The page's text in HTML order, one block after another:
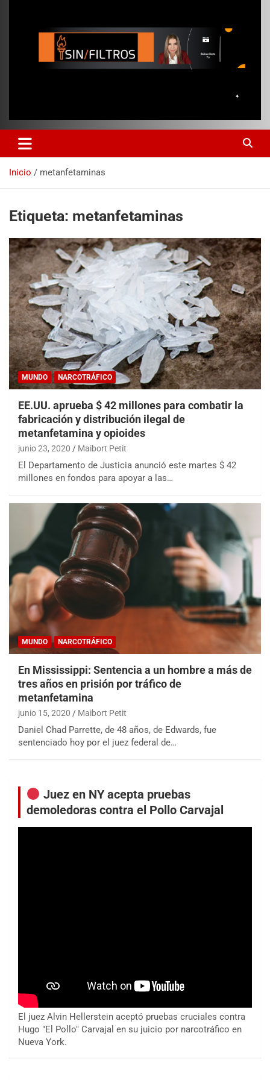
Inicio metanfetaminas
Etiqueta: metanfetaminas
MUNDO NARCOTRÁFICO
EE.UU. aprueba $ 42 millones para combatir la
fabricación y distribución ilegal de
metanfetamina y opioides
junio 23, 2020 Maibort Petit
El Departamento de Justicia anunció este martes $ 42
millones en fondos para apoyar a las…
MUNDO NARCOTRÁFICO
En Mississippi: Sentencia a un hombre a más de
tres años en prisión por tráfico de
metanfetamina
junio 15, 2020 Maibort Petit
Daniel Chad Parrette, de 48 años, de Edwards, fue
sentenciado hoy por el juez federal de…
Juez en NY acepta pruebas
demoledoras contra el Pollo Carvajal
El juez Alvin Hellerstein aceptó pruebas cruciales contra
Hugo "El Pollo" Carvajal en su juicio por narcotráfico en
Nueva York.